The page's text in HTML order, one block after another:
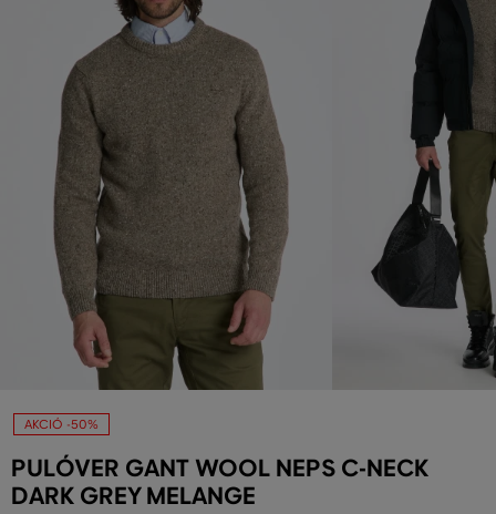
AKCIÓ -50%
PULÓVER GANT WOOL NEPS C-NECK
DARK GREY MELANGE